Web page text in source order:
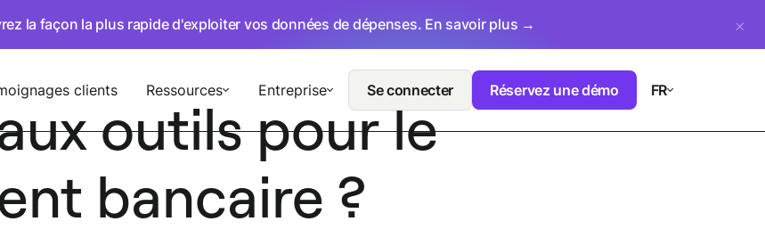
la façon la plus rapide d'exploiter vos données de dépenses. En savoir plus →
clients Ressources Entreprise Se connecter Réservez une démo FR
outils pour le
bancaire ?